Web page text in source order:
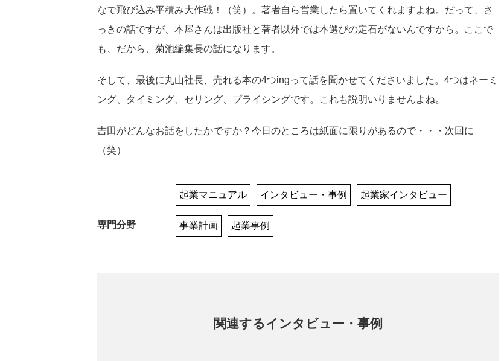
なで飛び込み平積み大作戦！（笑）。著者自ら営業したら置いてくれますよね。だって、さ
っきの話ですが、本屋さんは出版社と著者以外では本選びの定石がないんですから。ここで
も、だから、菊池編集長の話になります。
そして、最後に丸山社長、売れる本の4つingって話を聞かせてくださいました。4つはネーミ
ング、タイミング、セリング、プライシングです。これも説明いりませんよね。
吉田がどんなお話をしたかですか？今日のところは紙面に限りがあるので・・・次回に
（笑）
起業マニュアル インタビュー・事例 起業家インタビュー
専門分野 事業計画 起業事例
関連するインタビュー・事例